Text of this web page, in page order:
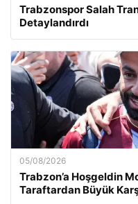
Trabzonspor Salah
Detaylandırdı
05/08/2026
Trabzon’a Hoşgeldin
Taraftardan Büyük